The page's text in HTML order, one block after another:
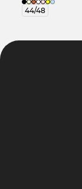
44/48